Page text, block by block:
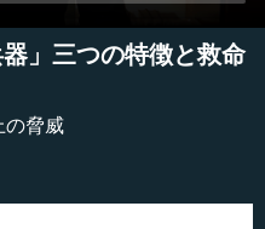
」三つの特徴と救命
の脅威